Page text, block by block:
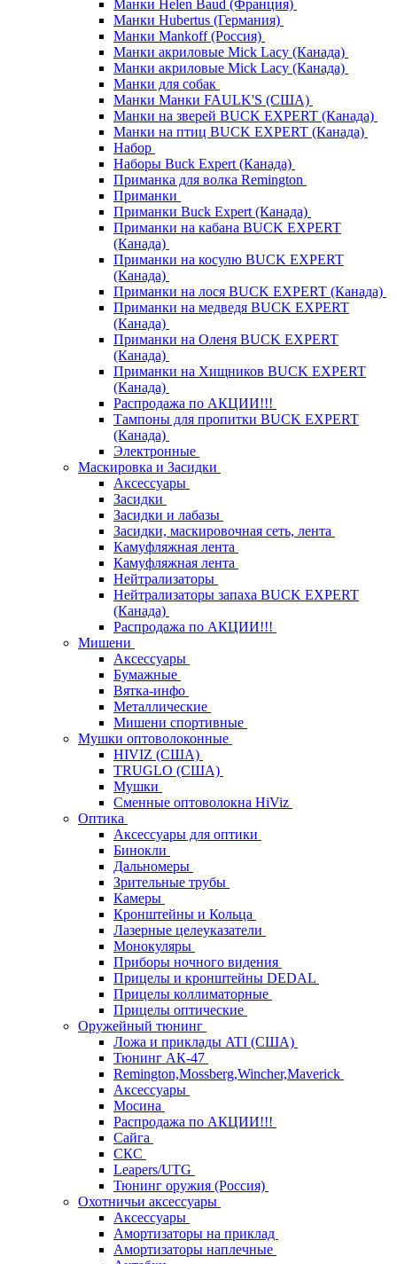
Манки Helen Baud (Франция)
Манки Hubertus (Германия)
Манки Mankoff (Россия)
Манки акриловые Mick Lacy (Канада)
Манки акриловые Mick Lacy (Канада)
Манки для собак
Манки Манки FAULK'S (США)
Манки на зверей BUCK EXPERT (Канада)
Манки на птиц BUCK EXPERT (Канада)
Набор
Наборы Buck Expert (Канада)
Приманка для волка Remington
Приманки
Приманки Buck Expert (Канада)
Приманки на кабана BUCK EXPERT
(Канада)
Приманки на косулю BUCK EXPERT
(Канада)
Приманки на лося BUCK EXPERT (Канада)
Приманки на медведя BUCK EXPERT
(Канада)
Приманки на Оленя BUCK EXPERT
(Канада)
Приманки на Хищников BUCK EXPERT
(Канада)
Распродажа по АКЦИИ!!!
Тампоны для пропитки BUCK EXPERT
(Канада)
Электронные
Маскировка и Засидки
Аксессуары
Засидки
Засидки и лабазы
Засидки, маскировочная сеть, лента
Камуфляжная лента
Камуфляжная лента
Нейтрализаторы
Нейтрализаторы запаха BUCK EXPERT
(Канада)
Распродажа по АКЦИИ!!!
Мишени
Аксессуары
Бумажные
Вятка-инфо
Металлические
Мишени спортивные
Мушки оптоволоконные
HIVIZ (США)
TRUGLO (США)
Мушки
Сменные оптоволокна HiViz
Оптика
Аксессуары для оптики
Бинокли
Дальномеры
Зрительные трубы
Камеры
Кронштейны и Кольца
Лазерные целеуказатели
Монокуляры
Приборы ночного видения
Прицелы и кронштейны DEDAL
Прицелы коллиматорные
Прицелы оптические
Оружейный тюнинг
Ложа и приклады ATI (США)
Тюнинг АК-47
Remington,Mossberg,Wincher,Maverick
Аксессуары
Мосина
Распродажа по АКЦИИ!!!
Сайга
СКС
Leapers/UTG
Тюнинг оружия (Россия)
Охотничьи аксессуары
Аксессуары
Амортизаторы на приклад
Амортизаторы наплечные